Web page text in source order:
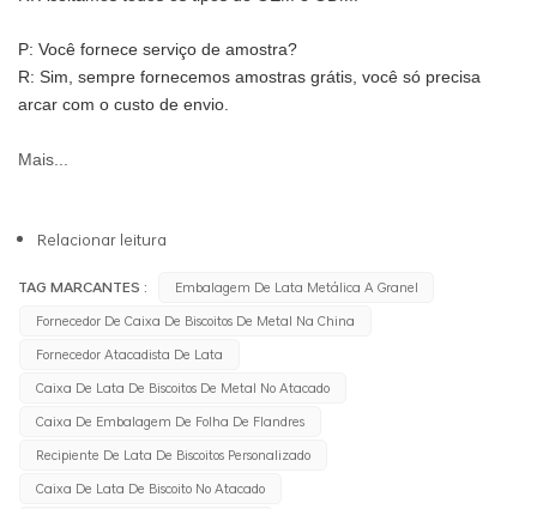
P: Você fornece serviço de amostra?
R: Sim, sempre fornecemos amostras grátis, você só precisa
arcar com o custo de envio.
Mais...
Relacionar leitura
TAG MARCANTES :
Embalagem De Lata Metálica A Granel
Fornecedor De Caixa De Biscoitos De Metal Na China
Fornecedor Atacadista De Lata
Caixa De Lata De Biscoitos De Metal No Atacado
Caixa De Embalagem De Folha De Flandres
Recipiente De Lata De Biscoitos Personalizado
Caixa De Lata De Biscoito No Atacado